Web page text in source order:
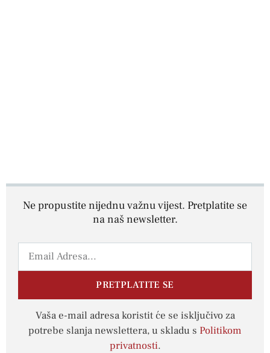
Ne propustite nijednu važnu vijest. Pretplatite se
na naš newsletter.
PRETPLATITE SE
Vaša e-mail adresa koristit će se isključivo za
potrebe slanja newslettera, u skladu s Politikom
privatnosti.